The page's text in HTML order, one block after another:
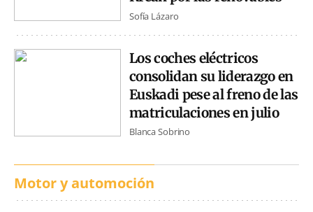
Sofía Lázaro
Los coches eléctricos
consolidan su liderazgo en
Euskadi pese al freno de las
matriculaciones en julio
Blanca Sobrino
Motor y automoción